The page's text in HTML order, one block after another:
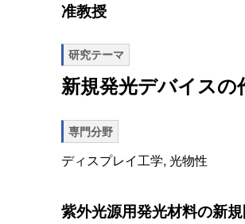
准教授
研究テーマ
新規発光デバイス
専門分野
ディスプレイ工学, 光物性
紫外光源用発光材料の新